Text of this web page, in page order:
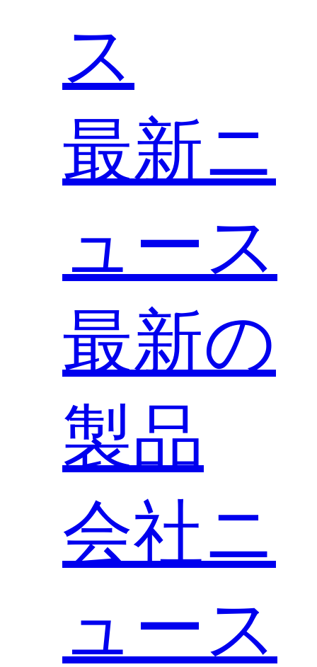
ス
最新ニ
ュース
最新の
製品
会社ニ
ュース